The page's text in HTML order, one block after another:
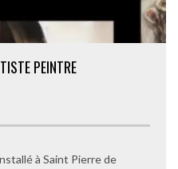
PEINTRE
à Saint Pierre de